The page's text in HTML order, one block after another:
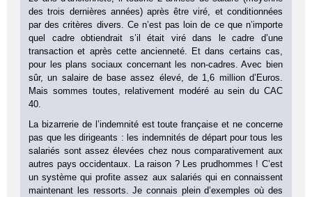
des trois dernières années) après être viré, et conditionnées
par des critères divers. Ce n’est pas loin de ce que n’importe
quel cadre obtiendrait s’il était viré dans le cadre d’une
transaction et après cette ancienneté. Et dans certains cas,
pour les plans sociaux concernant les non-cadres. Avec bien
sûr, un salaire de base assez élevé, de 1,6 million d’Euros.
Mais sommes toutes, relativement modéré au sein du CAC
40.
La bizarrerie de l’indemnité est toute française et ne concerne
pas que les dirigeants : les indemnités de départ pour tous les
salariés sont assez élevées chez nous comparativement aux
autres pays occidentaux. La raison ? Les prudhommes ! C’est
un système qui profite assez aux salariés qui en connaissent
maintenant les ressorts. Je connais plein d’exemples où des